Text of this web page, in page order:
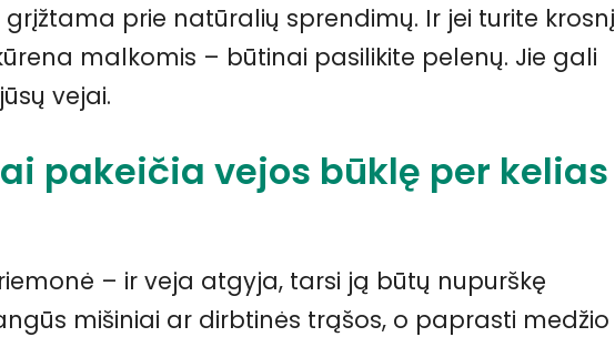
grįžtama prie natūralių sprendimų. Ir jei turite krosnį
malkomis – būtinai pasilikite pelenų. Jie gali
vejai.
pakeičia vejos būklę per kelias
– ir veja atgyja, tarsi ją būtų nupurškę
mišiniai ar dirbtinės trąšos, o paprasti medžio